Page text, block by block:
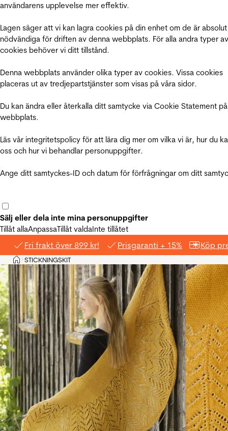
användarens upplevelse mer effektiv.
Lagen säger att vi kan lagra cookies på din enhet om de är absolut
nödvändiga för driften av denna webbplats. För alla andra typer av
cookies behöver vi ditt tillstånd.
Denna webbplats använder olika typer av cookies. Vissa cookies
placeras ut av tredjepartstjänster som visas på våra sidor.
Du kan ändra eller återkalla ditt samtycke via Cookie Statement
webbplats.
Läs vår integritetspolicy för att lära dig mer om vilka vi är, hur du
oss och hur vi behandlar personuppgifter.
Ange ditt samtyckes-ID och datum för förfrågningar om ditt
Sälj eller dela inte mina personuppgifter
Tillåt allaAnpassaTillåt valdaInte tillåtet
Fri frakt över 899 kr! Prisgaranti + 15% Köp
Hem
>STICKNINGSKIT